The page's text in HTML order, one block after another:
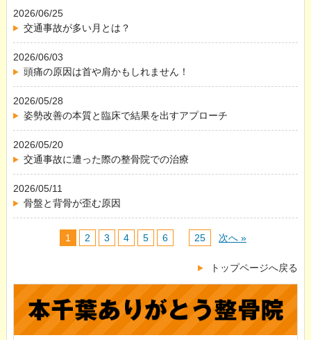
2026/06/25
交通事故が多い月とは？
2026/06/03
頭痛の原因は首や肩かもしれません！
2026/05/28
姿勢改善の本質と臨床で結果を出すアプローチ
2026/05/20
交通事故に遭った際の整骨院での治療
2026/05/11
骨盤と背骨が歪む原因
1 2 3 4 5 6 25 次へ »
トップページへ戻る